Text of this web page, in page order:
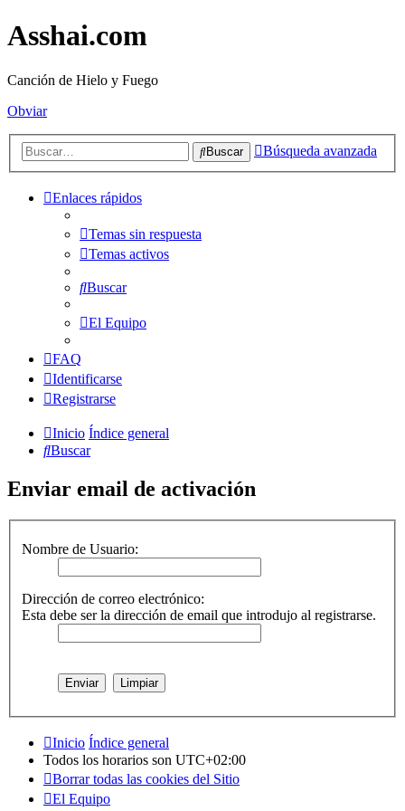
Asshai.com
Canción de Hielo y Fuego
Obviar
Buscar Búsqueda avanzada
Enlaces rápidos
Temas sin respuesta
Temas activos
Buscar
El Equipo
FAQ
Identificarse
Registrarse
Inicio Índice general
Buscar
Enviar email de activación
Nombre de Usuario:
Dirección de correo electrónico:
Esta debe ser la dirección de email que introdujo al registrarse.
Inicio Índice general
Todos los horarios son UTC+02:00
Borrar todas las cookies del Sitio
El Equipo